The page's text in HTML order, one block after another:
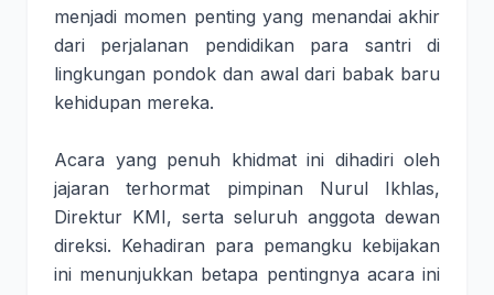
menjadi momen penting yang menandai akhir
dari perjalanan pendidikan para santri di
lingkungan pondok dan awal dari babak baru
kehidupan mereka.
Acara yang penuh khidmat ini dihadiri oleh
jajaran terhormat pimpinan Nurul Ikhlas,
Direktur KMI, serta seluruh anggota dewan
direksi. Kehadiran para pemangku kebijakan
ini menunjukkan betapa pentingnya acara ini